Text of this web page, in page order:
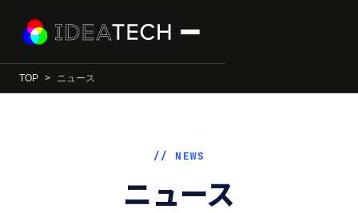
TOP ニュース
// NEWS
ニュース